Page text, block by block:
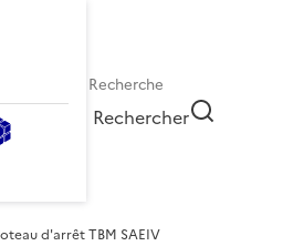
Rechercher
d'arrêt TBM SAEIV